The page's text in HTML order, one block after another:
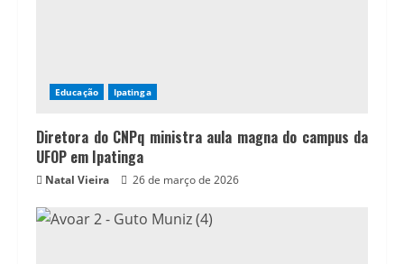
Educação Ipatinga
Diretora do CNPq ministra aula magna do campus da
UFOP em Ipatinga
Natal Vieira 26 de março de 2026